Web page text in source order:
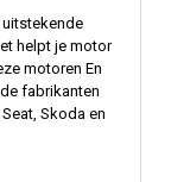
uitstekende
helpt je motor
motoren En
fabrikanten
Skoda en